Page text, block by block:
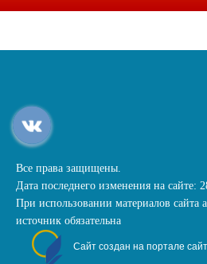
Все права защищены.
Дата последнего изменения на сайте:
При использовании материалов сайта
источник обязательна
Сайт создан на портале